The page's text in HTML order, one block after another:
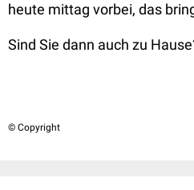
heute mittag vorbei, das
Sind Sie dann auch zu
© Copyright